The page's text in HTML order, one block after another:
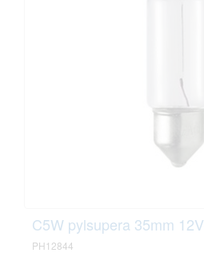
C5W pylsupera 35mm 12V
PH12844